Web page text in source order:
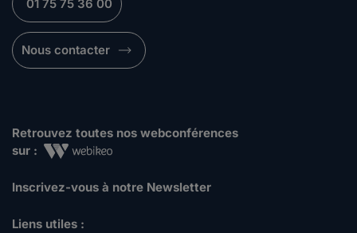
01 75 75 36 00
Nous contacter
Retrouvez toutes nos webconférences
sur :
Inscrivez-vous à notre Newsletter
Liens utiles :